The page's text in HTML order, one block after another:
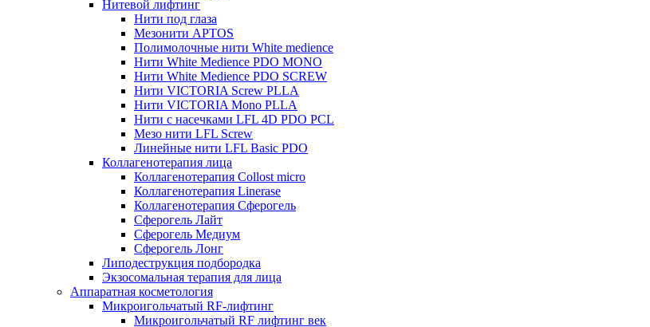
Нитевой лифтинг
Нити под глаза
Мезонити APTOS
Полимолочные нити White medience
Нити White Medience PDO MONO
Нити White Medience PDO SCREW
Нити VICTORIA Screw PLLA
Нити VICTORIA Mono PLLA
Нити с насечками LFL 4D PDO PCL
Мезо нити LFL Screw
Линейные нити LFL Basic PDO
Коллагенотерапия лица
Коллагенотерапия Collost micro
Коллагенотерапия Linerase
Коллагенотерапия Сферогель
Сферогель Лайт
Сферогель Медиум
Сферогель Лонг
Липодеструкция подбородка
Экзосомальная терапия для лица
Аппаратная косметология
Микроигольчатый RF-лифтинг
Микроигольчатый RF лифтинг век